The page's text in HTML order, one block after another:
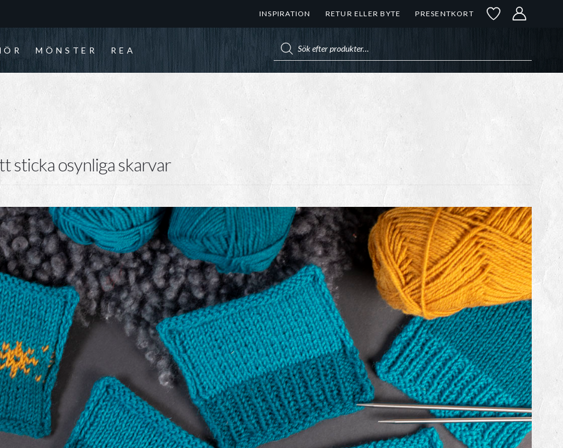
INSPIRATION RETUR ELLER BYTE PRESENTKORT
MÖNSTER REA
sticka osynliga skarvar